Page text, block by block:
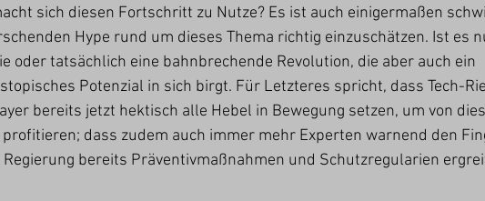
sich diesen Fortschritt zu Nutze? Es ist auch einigermaßen
Hype rund um dieses Thema richtig einzuschätzen. Ist es
oder tatsächlich eine bahnbrechende Revolution, die aber auch ein
Potenzial in sich birgt. Für Letzteres spricht, dass Tech-
bereits jetzt hektisch alle Hebel in Bewegung setzen, um von
dass zudem auch immer mehr Experten warnend den
Regierung bereits Präventivmaßnahmen und Schutzregularien